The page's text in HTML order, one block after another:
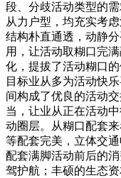
段、分歧活动类型的
从力户型，均充实考
结构朴直通透，动静
用，让活动取糊口完
化，提拔了活动糊口
目标业从多为活动快
间构成了优良的活动
当，让业从正在活动
动圈层。从糊口配套
等配套完美，立体交
配套满脚活动前后的
驾护航；丰硕的生态